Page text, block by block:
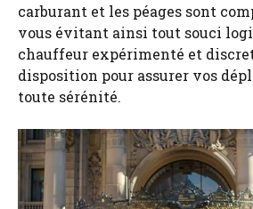
carburant et les péages sont
vous évitant ainsi tout souci
chauffeur expérimenté et
disposition pour assurer vos
toute sérénité.